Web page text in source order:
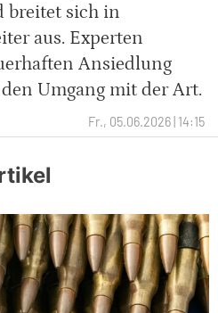
breitet sich in
aus. Experten
Ansiedlung
Umgang mit der Art.
Fr., 05.06.2026 | 14:15